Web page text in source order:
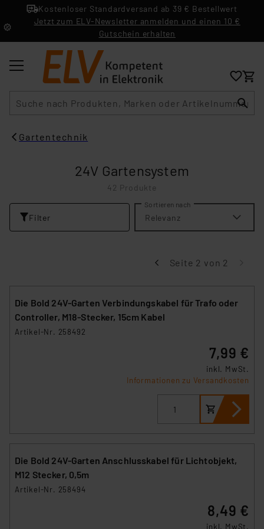
Kostenloser Standardversand ab 39 € Bestellwert
Jetzt zum ELV-Newsletter anmelden und einen 10 €
Gutschein erhalten
Gartentechnik
24V Gartensystem
42 Produkte
Filter
Sortieren nach
Relevanz
Seite 2 von 2
Die Bold 24V-Garten Verbindungskabel für Trafo oder
Controller, M18-Stecker, 15cm Kabel
Artikel-Nr. 258492
7,99 €
inkl. MwSt.
Informationen zu Versandkosten
Die Bold 24V-Garten Anschlusskabel für Lichtobjekt,
M12 Stecker, 0,5m
Artikel-Nr. 258494
8,49 €
inkl. MwSt.